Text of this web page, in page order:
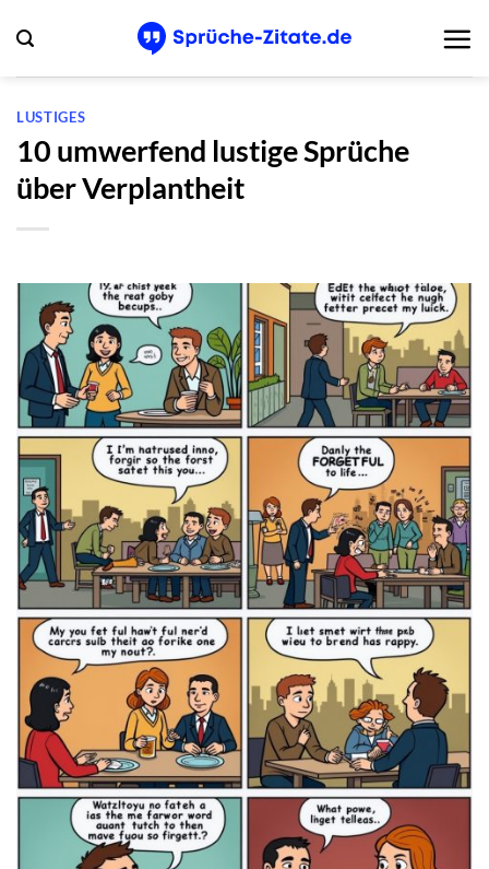
Inhalt
springen
LUSTIGES
10 umwerfend lustige Sprüche
über Verplantheit